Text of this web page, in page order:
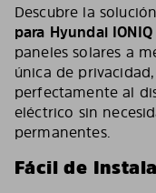
Descubre la
para Hyundai
paneles solares a
única de
perfectamente al
eléctrico sin
permanentes.
Fácil de